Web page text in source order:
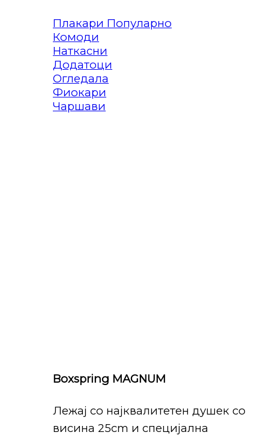
Плакари
Комоди
Наткасни
Додатоци
Огледала
Фиокари
Чаршави
Boxspring MAGNUM
Лежај со најквалитетен душек со
висина 25cm и специјална